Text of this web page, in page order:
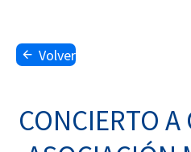
Volver
CONCIERTO A